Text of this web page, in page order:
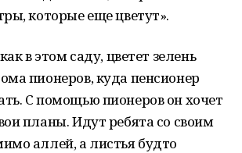
которые еще цветут».
в этом саду, цветет зелень
пионеров, куда пенсионер
С помощью пионеров он хочет
планы. Идут ребята со своим
аллей, а листья будто